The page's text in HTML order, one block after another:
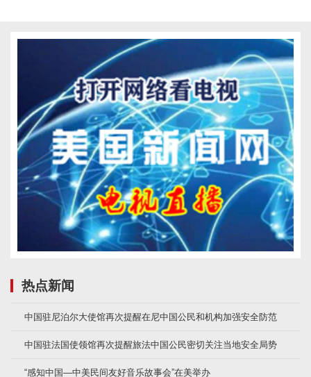
热点新闻
中国驻尼泊尔大使馆再次提醒在尼中国公民和机构加强安全防范
中国驻法国使领馆再次提醒旅法中国公民密切关注当地安全局势
“感知中国—中美民间友好音乐故事会”在美举办